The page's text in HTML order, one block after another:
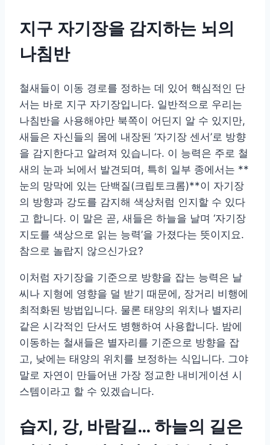
지구 자기장을 감지하는 뇌의
나침반
철새들이 이동 경로를 정하는 데 있어 핵심적인 단
서는 바로 지구 자기장입니다. 일반적으로 우리는
나침반을 사용해야만 북쪽이 어딘지 알 수 있지만,
새들은 자신들의 몸에 내장된 ‘자기장 센서’로 방향
을 감지한다고 알려져 있습니다. 이 능력은 주로 철
새의 눈과 뇌에서 발견되며, 특히 일부 종에서는 **
눈의 망막에 있는 단백질(크립토크롬)**이 자기장
의 방향과 강도를 감지해 색상처럼 인지할 수 있다
고 합니다. 이 말은 곧, 새들은 하늘을 날며 ‘자기장
지도를 색상으로 읽는 능력’을 가졌다는 뜻이지요.
참으로 놀랍지 않으신가요?
이처럼 자기장을 기준으로 방향을 잡는 능력은 날
씨나 지형에 영향을 덜 받기 때문에, 장거리 비행에
최적화된 방법입니다. 물론 태양의 위치나 별자리
같은 시각적인 단서도 병행하여 사용합니다. 밤에
이동하는 철새들은 별자리를 기준으로 방향을 잡
고, 낮에는 태양의 위치를 보정하는 식입니다. 그야
말로 자연이 만들어낸 가장 정교한 내비게이션 시
스템이라고 할 수 있겠습니다.
습지, 강, 바람길… 하늘의 길은